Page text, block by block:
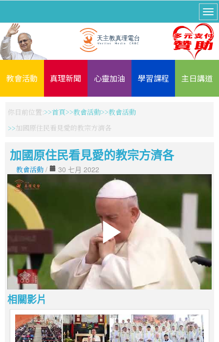
教會活動 真理新聞 心靈加油 學習課程 主日講道
你目前位置: 首頁 教會活動
教會活動
加國原住民看見愛的教宗方濟各
加國原住民看見愛的教宗方濟各
教會活動 / 30 七月 2022
相關影片